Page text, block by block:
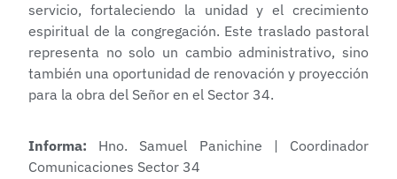
servicio, fortaleciendo la unidad y el crecimiento
espiritual de la congregación. Este traslado pastoral
representa no solo un cambio administrativo, sino
también una oportunidad de renovación y proyección
para la obra del Señor en el Sector 34.
Informa: Hno. Samuel Panichine | Coordinador
Comunicaciones Sector 34